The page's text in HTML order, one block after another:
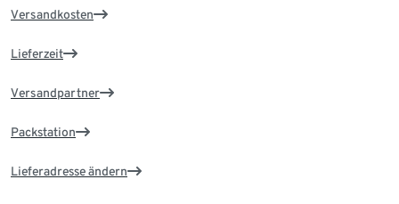
Versandkosten
Lieferzeit
Versandpartner
Packstation
Lieferadresse ändern